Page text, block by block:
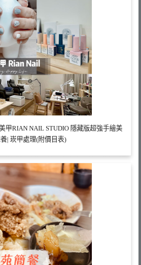
甲RIAN NAIL STUDIO 隱藏版超強手繪美
| 崁甲處理(附價目表)